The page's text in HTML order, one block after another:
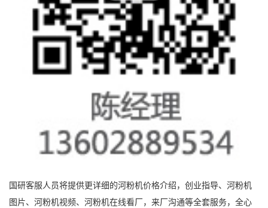
国研客服人员将提供更详细的河粉机价格介绍，创业指导、河粉机
图片、河粉机视频、河粉机在线看厂，来厂沟通等全套服务，全心